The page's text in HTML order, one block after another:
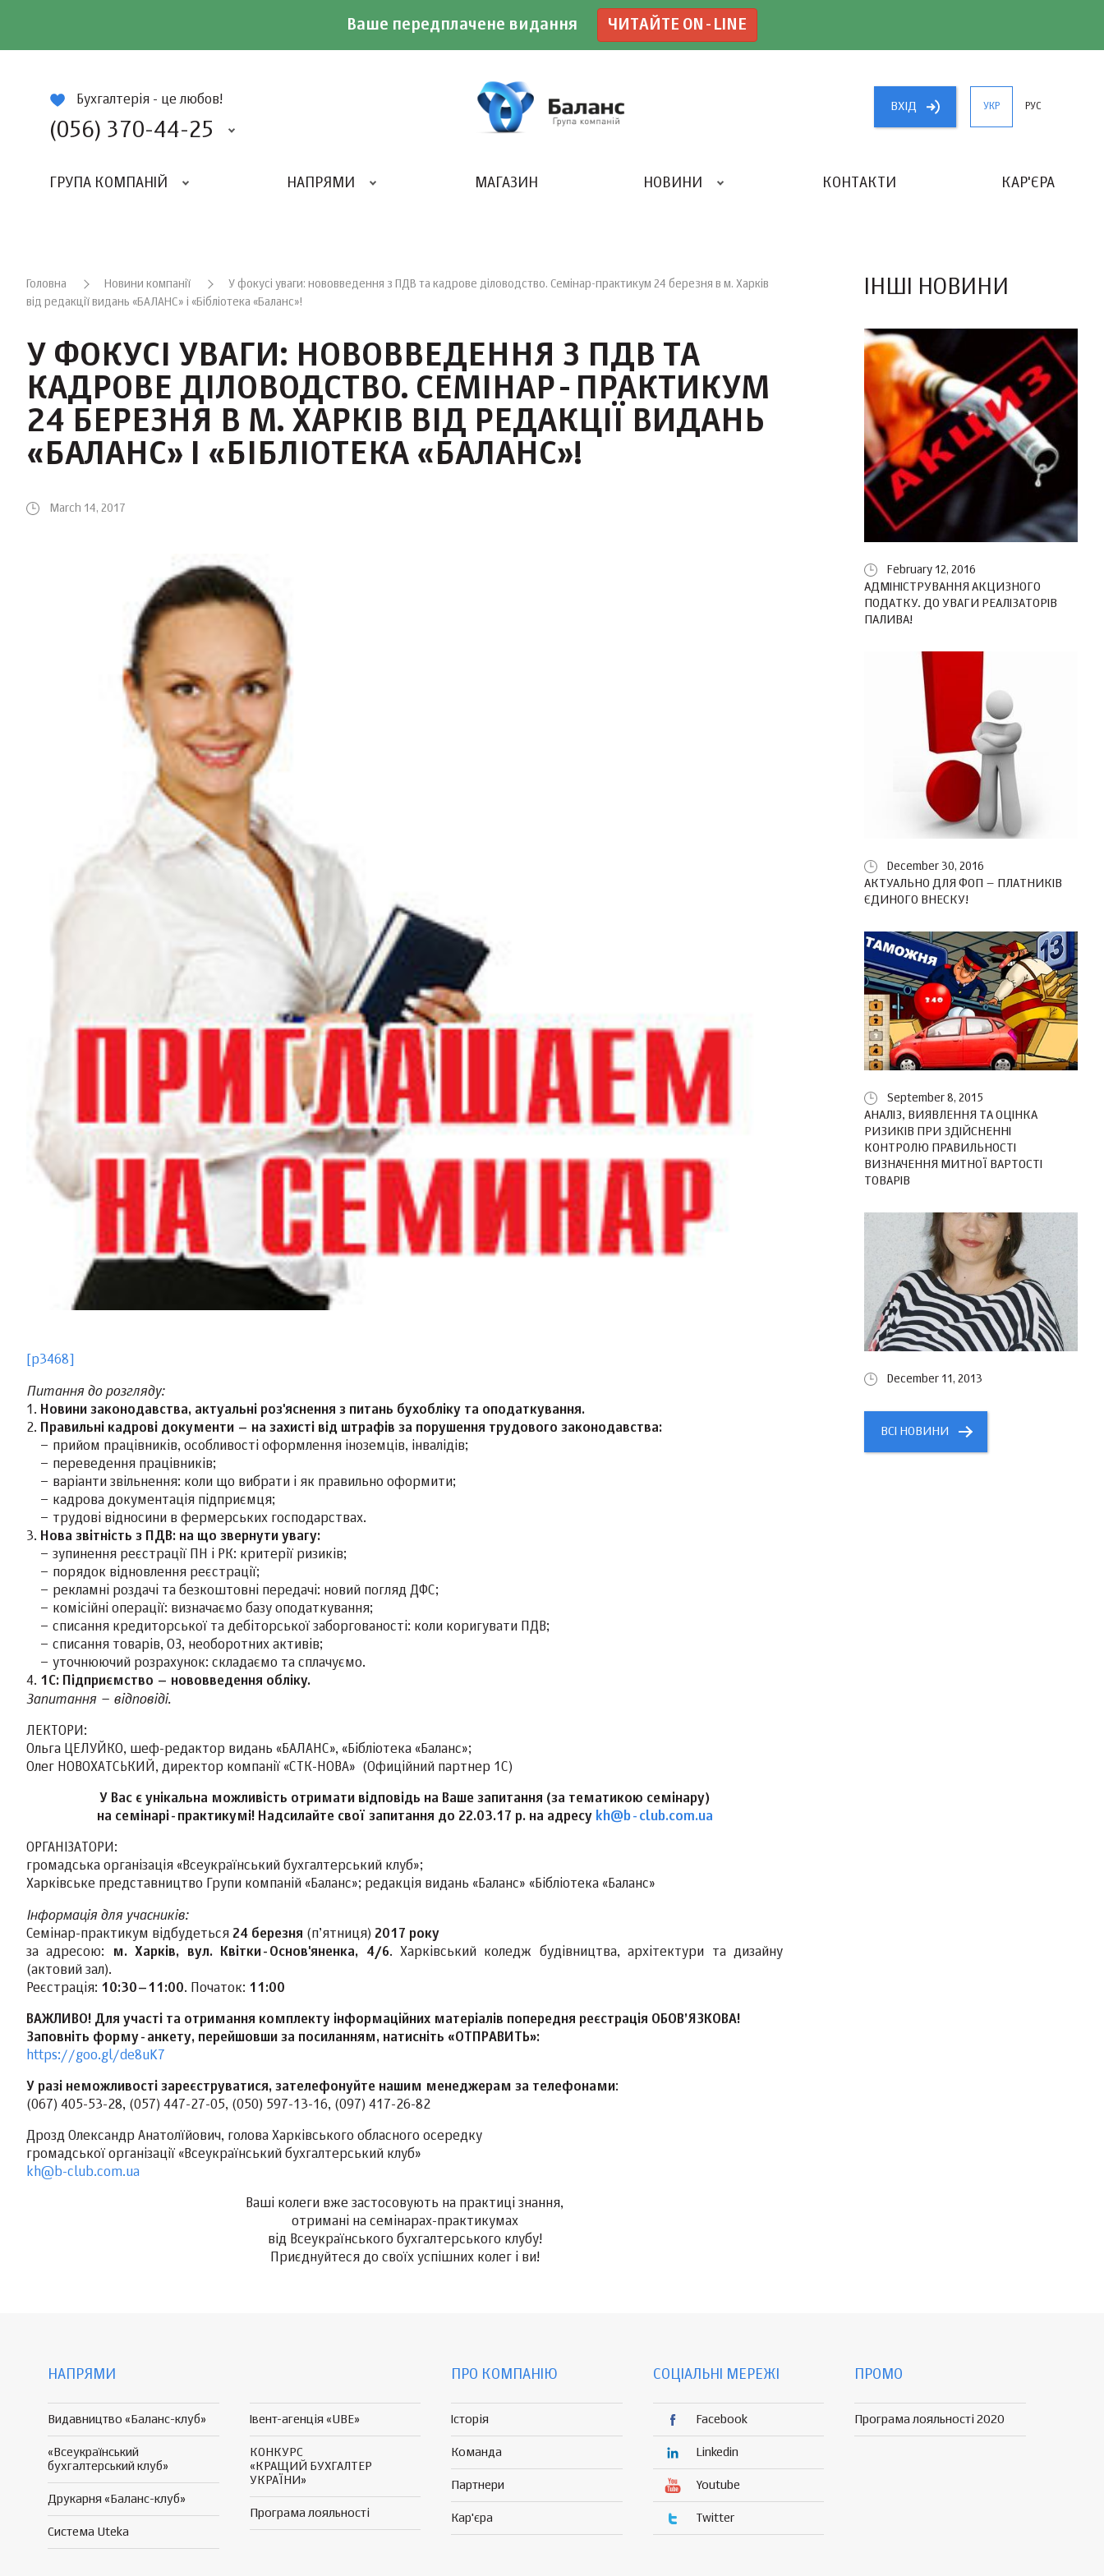
Ваше передплачене видання ЧИТАЙТЕ ON-LINE
Бухгалтерія - це любов!
(056) 370-44-25
ВХIД УКР РУС
ГРУПА КОМПАНІЙ НАПРЯМИ МАГАЗИН НОВИНИ КОНТАКТИ КАР'ЄРА
Головна Новини компанії
У фокусі уваги: нововведення з ПДВ та кадрове діловодство. Семінар-практикум 24 березня в м. Харків
від редакції видань «БАЛАНС» і «Бібліотека «Баланс»!
У ФОКУСІ УВАГИ: НОВОВВЕДЕННЯ З ПДВ ТА
КАДРОВЕ ДІЛОВОДСТВО. СЕМІНАР-ПРАКТИКУМ
24 БЕРЕЗНЯ В М. ХАРКІВ ВІД РЕДАКЦІЇ ВИДАНЬ
«БАЛАНС» І «БІБЛІОТЕКА «БАЛАНС»!
March 14, 2017
[p3468]
Питання до розгляду:
1. Новини законодавства, актуальні роз'яснення з питань бухобліку та оподаткування.
2.
Правильні кадрові документи – на захисті від штрафів за порушення трудового законодавства:
– прийом працівників, особливості оформлення іноземців, інвалідів;
– переведення працівників;
– варіанти звільнення: коли що вибрати і як правильно оформити;
– кадрова документація підприємця;
– трудові відносини в фермерських господарствах.
3. Нова звітність з ПДВ: на що звернути увагу:
– зупинення реєстрації ПН і РК: критерії ризиків;
– порядок відновлення реєстрації;
– рекламні роздачі та безкоштовні передачі: новий погляд ДФС;
– комісійні операції: визначаємо базу оподаткування;
– списання кредиторської та дебіторської заборгованості: коли коригувати ПДВ;
– списання товарів, ОЗ, необоротних активів;
– уточнюючий розрахунок: складаємо та сплачуємо.
4. 1С: Підприємство – нововведення обліку.
Запитання – відповіді.
ЛЕКТОРИ:
Ольга ЦЕЛУЙКО, шеф-редактор видань «БАЛАНС», «Бібліотека «Баланс»;
Олег НОВОХАТСЬКИЙ, директор компанії «СТК-НОВА» (Офиційний партнер 1С)
У Вас є унікальна можливість отримати відповідь на Ваше запитання (за тематикою семінару)
на семінарі-практикумі! Надсилайте свої запитання до 22.03.17 р. на адресу kh@b-club.com.ua
ОРГАНІЗАТОРИ:
громадська організація «Всеукраїнський бухгалтерський клуб»;
Харківське представництво Групи компаній «Баланс»; редакція видань «Баланс» «Бібліотека «Баланс»
Інформація для учасників:
Семінар-практикум відбудеться 24 березня (п’ятниця) 2017 року
за адресою:
м. Харків, вул. Квітки-Основ'яненка, 4/6. Харківський коледж будівництва, архітектури та дизайну
(актовий зал).
Реєстрація: 10:30–11:00. Початок: 11:00
ВАЖЛИВО! Для участі та отримання комплекту інформаційних матеріалів попередня реєстрація ОБОВ’ЯЗКОВА!
Заповніть форму-анкету, перейшовши за посиланням, натисніть «ОТПРАВИТЬ»:
https://goo.gl/de8uK7
У разі неможливості зареєструватися, зателефонуйте нашим менеджерам за телефонами:
(067) 405-53-28, (057) 447-27-05, (050) 597-13-16, (097) 417-26-82
Дрозд Олександр Анатолїйович, голова Харківського обласного осередку
громадської організації «Всеукраїнський бухгалтерський клуб»
kh@b-club.com.ua
Ваші колеги вже застосовують на практиці знання,
отримані на семінарах-практикумах
від Всеукраїнського бухгалтерського клубу!
Приєднуйтеся до своїх успішних колег і ви!
ІНШІ НОВИНИ
February 12, 2016
АДМІНІСТРУВАННЯ АКЦИЗНОГО
ПОДАТКУ. ДО УВАГИ РЕАЛІЗАТОРІВ
ПАЛИВА!
December 30, 2016
АКТУАЛЬНО ДЛЯ ФОП – ПЛАТНИКІВ
ЄДИНОГО ВНЕСКУ!
September 8, 2015
АНАЛІЗ, ВИЯВЛЕННЯ ТА ОЦІНКА
РИЗИКІВ ПРИ ЗДІЙСНЕННІ
КОНТРОЛЮ ПРАВИЛЬНОСТІ
ВИЗНАЧЕННЯ МИТНОЇ ВАРТОСТІ
ТОВАРІВ
December 11, 2013
ВСІ НОВИНИ
НАПРЯМИ
Видавництво «Баланс-клуб»
«Всеукраїнський
бухгалтерський клуб»
Друкарня «Баланс-клуб»
Система Uteka
Івент-агенція «UBE»
КОНКУРС
«КРАЩИЙ БУХГАЛТЕР
УКРАЇНИ»
Програма лояльності
ПРО КОМПАНІЮ
Історія
Команда
Партнери
Кар'єра
СОЦІАЛЬНІ МЕРЕЖІ
Facebook
Linkedin
Youtube
Twitter
ПРОМО
Програма лояльності 2020